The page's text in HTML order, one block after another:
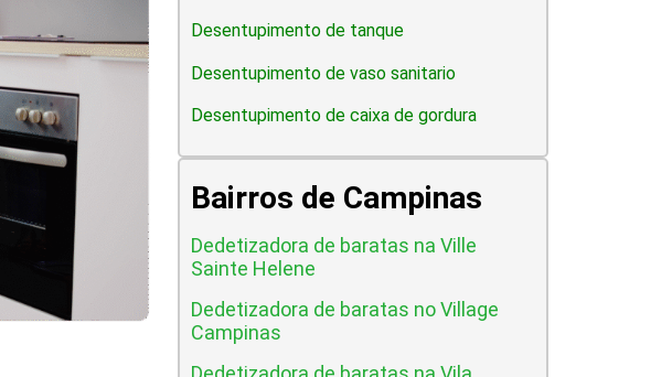
Desentupimento de tanque
Desentupimento de vaso sanitario
Desentupimento de caixa de gordura
Bairros de Campinas
Dedetizadora de baratas na Ville
Sainte Helene
Dedetizadora de baratas no Village
Campinas